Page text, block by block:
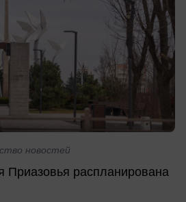
новостей
Приазовья распланирована